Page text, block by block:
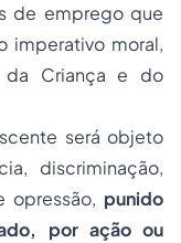
de emprego que
imperativo moral,
da Criança e do
será objeto
discriminação,
opressão, punido
por ação ou